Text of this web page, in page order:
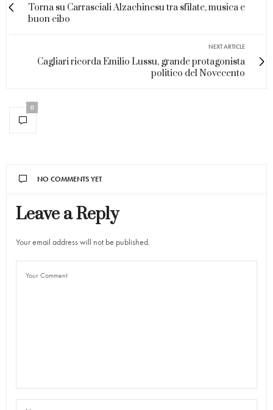
Torna su Carrasciali Alzachinesu tra sfilate, musica e
buon cibo
NEXT ARTICLE
Cagliari ricorda Emilio Lussu, grande protagonista
politico del Novecento
0
NO COMMENTS YET
Leave a Reply
Your email address will not be published.